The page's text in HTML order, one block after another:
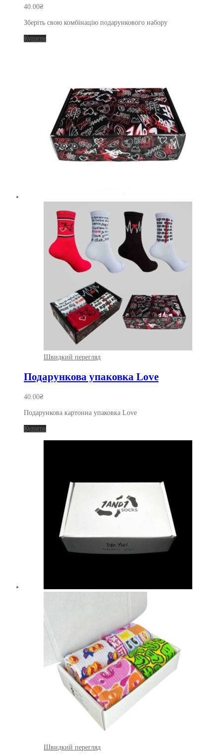
40.00₴
Зберіть свою комбінацію подарункового набору
Купити
Швидкий перегляд
Подарункова упаковка Love
40.00₴
Подарункова картонна упаковка Love
Купити
Швидкий перегляд